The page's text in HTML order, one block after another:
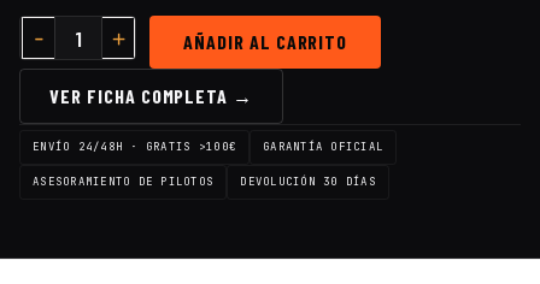
AÑADIR AL CARRITO
VER FICHA COMPLETA →
ENVÍO 24/48H · GRATIS >100€ GARANTÍA OFICIAL
ASESORAMIENTO DE PILOTOS DEVOLUCIÓN 30 DÍAS